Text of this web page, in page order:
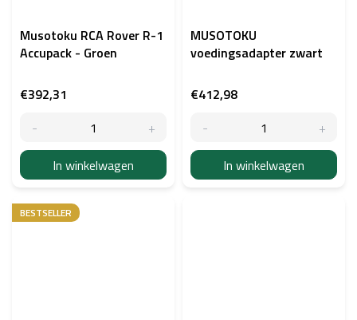
Musotoku RCA Rover R-1
Accupack - Groen
€392,31
In winkelwagen
MUSOTOKU
voedingsadapter zwart
€412,98
In winkelwagen
BESTSELLER